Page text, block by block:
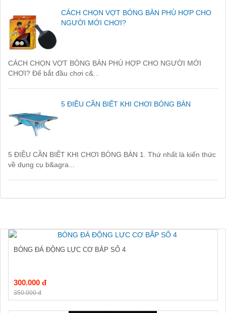
CÁCH CHỌN VỢT BÓNG BÀN PHÙ HỢP CHO
NGƯỜI MỚI CHƠI?
CÁCH CHỌN VỢT BÓNG BÀN PHÙ HỢP CHO NGƯỜI MỚI
CHƠI? Để bắt đầu chơi c&...
5 ĐIỀU CẦN BIẾT KHI CHƠI BÓNG BÀN
5 ĐIỀU CẦN BIẾT KHI CHƠI BÓNG BÀN 1. Thứ nhất là kiến thức
về dụng cụ b&agra...
BÓNG ĐÁ ĐỘNG LỰC CƠ BẮP SỐ 4
300.000 đ
350.000 đ